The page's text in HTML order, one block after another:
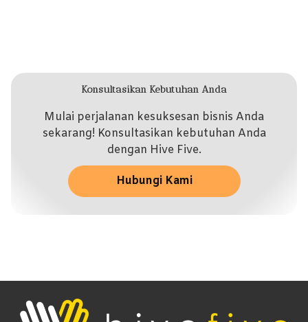
Konsultasikan Kebutuhan Anda
Mulai perjalanan kesuksesan bisnis Anda
sekarang! Konsultasikan kebutuhan Anda
dengan Hive Five.
Hubungi Kami